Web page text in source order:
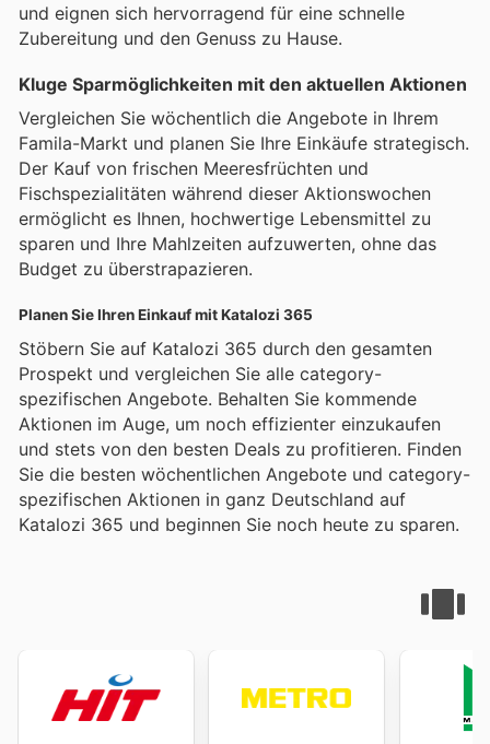
und eignen sich hervorragend für eine schnelle
Zubereitung und den Genuss zu Hause.
Kluge Sparmöglichkeiten mit den aktuellen Aktionen
Vergleichen Sie wöchentlich die Angebote in Ihrem
Famila-Markt und planen Sie Ihre Einkäufe strategisch.
Der Kauf von frischen Meeresfrüchten und
Fischspezialitäten während dieser Aktionswochen
ermöglicht es Ihnen, hochwertige Lebensmittel zu
sparen und Ihre Mahlzeiten aufzuwerten, ohne das
Budget zu überstrapazieren.
Planen Sie Ihren Einkauf mit Katalozi 365
Stöbern Sie auf Katalozi 365 durch den gesamten
Prospekt und vergleichen Sie alle category-
spezifischen Angebote. Behalten Sie kommende
Aktionen im Auge, um noch effizienter einzukaufen
und stets von den besten Deals zu profitieren. Finden
Sie die besten wöchentlichen Angebote und category-
spezifischen Aktionen in ganz Deutschland auf
Katalozi 365 und beginnen Sie noch heute zu sparen.